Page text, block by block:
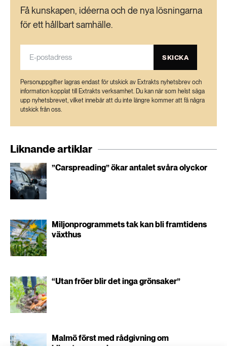
Få kunskapen, idéerna och de nya lösningarna
för ett hållbart samhälle.
SKICKA
Personuppgifter lagras endast för utskick av Extrakts nyhetsbrev och
information kopplat till Extrakts verksamhet. Du kan när som helst säga
upp nyhetsbrevet, vilket innebär att du inte längre kommer att få några
utskick från oss.
Liknande artiklar
”Carspreading” ökar antalet svåra olyckor
Miljonprogrammets tak kan bli framtidens
växthus
“Utan fröer blir det inga grönsaker”
Malmö först med rådgivning om
klimatanpassning